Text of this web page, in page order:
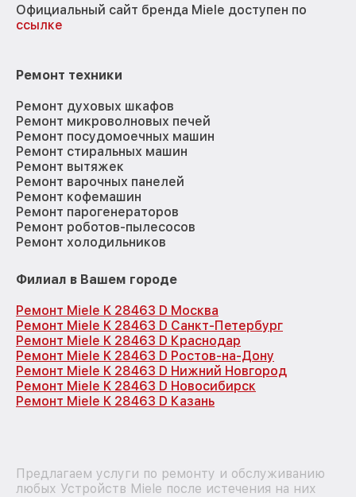
Официальный сайт бренда Miele доступен по
ссылке
Ремонт техники
Ремонт духовых шкафов
Ремонт микроволновых печей
Ремонт посудомоечных машин
Ремонт стиральных машин
Ремонт вытяжек
Ремонт варочных панелей
Ремонт кофемашин
Ремонт парогенераторов
Ремонт роботов-пылесосов
Ремонт холодильников
Филиал в Вашем городе
Ремонт Miele K 28463 D Москва
Ремонт Miele K 28463 D Санкт-Петербург
Ремонт Miele K 28463 D Краснодар
Ремонт Miele K 28463 D Ростов-на-Дону
Ремонт Miele K 28463 D Нижний Новгород
Ремонт Miele K 28463 D Новосибирск
Ремонт Miele K 28463 D Казань
Предлагаем услуги по ремонту и обслуживанию
любых Устройств Miele после истечения на них